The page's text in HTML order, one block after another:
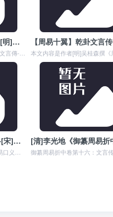
第2卦-乾卦䷀乾卦文言传-[明]胡广等敕纂《周易传义大全•卷一》
【周易十翼】乾卦文言传-[宋]胡瑗撰《周易口义》